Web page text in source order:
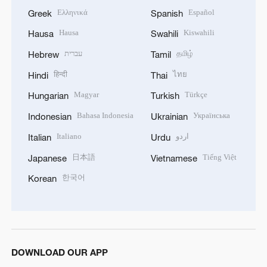
Greek Ελληνικά
Hausa Hausa
Hebrew עברית
Hindi हिन्दी
Hungarian Magyar
Indonesian Bahasa Indonesia
Italian Italiano
Japanese 日本語
Korean 한국어
Spanish Español
Swahili Kiswahili
Tamil தமிழ்
Thai ไทย
Turkish Türkçe
Ukrainian Українська
Urdu اردو
Vietnamese Tiếng Việt
DOWNLOAD OUR APP